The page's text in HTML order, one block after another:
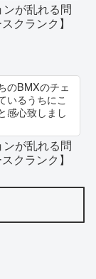
が乱れる問
クランク】
のBMXのチェ
いるうちにこ
感心致しまし
が乱れる問
クランク】